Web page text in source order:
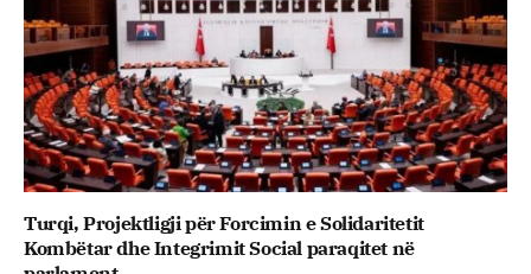
Turqi, Projektligji për Forcimin e Solidaritetit
Kombëtar dhe Integrimit Social paraqitet në